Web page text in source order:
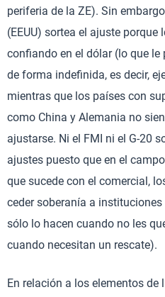
periferia de la ZE). Sin
(EEUU) sortea el ajuste porque
confiando en el dólar (lo que
de forma indefinida, es decir,
mientras que los países con
como China y Alemania no
ajustarse. Ni el FMI ni el G-20
ajustes puesto que en el
que sucede con el comercial,
ceder soberanía a
sólo lo hacen cuando no les
cuando necesitan un rescate).
En relación a los elementos